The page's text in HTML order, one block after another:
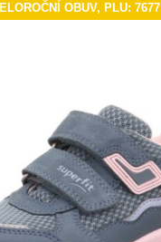
OBUV, PLU: 7677